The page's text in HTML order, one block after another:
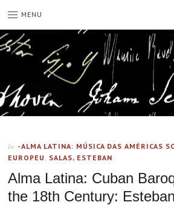
MENU
In -ALMA LATINA: MÚSICA DAS AMÉRICAS
EUROPEU , SALAS, ESTEBAN
Alma Latina: Cuban
the 18th Century: